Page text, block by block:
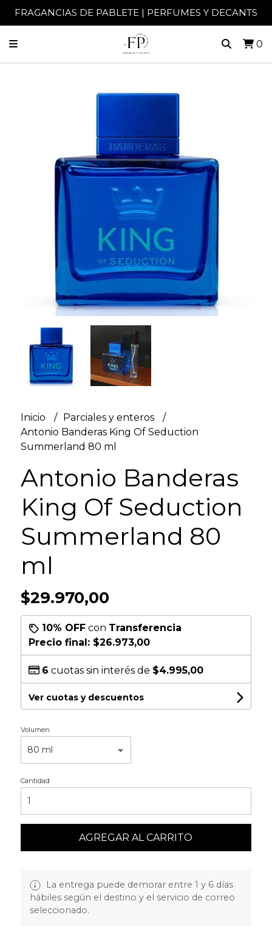
FRAGANCIAS DE PABLETE | PERFUMES Y DECANTS
0
Inicio
Parciales y enteros
Antonio Banderas King Of Seduction
Summerland 80 ml
Antonio Banderas
King Of Seduction
Summerland 80
ml
$29.970,00
10% OFFcon Transferencia
Precio final: $26.973,00
6 cuotas sin interés de $4.995,00
Ver cuotas y descuentos
Volumen
Cantidad
AGREGAR AL CARRITO
La entrega puede demorar entre 1 y 6 días
hábiles según el destino y el servicio de correo
seleccionado.